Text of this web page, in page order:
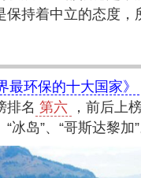
保持着中立的态度，
最环保的十大国家》
排名 第六
，前后上
“冰岛”、“哥斯达黎加”